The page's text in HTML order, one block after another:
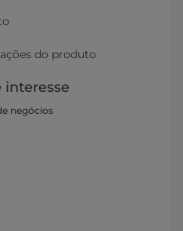
do produto
interesse
negócios